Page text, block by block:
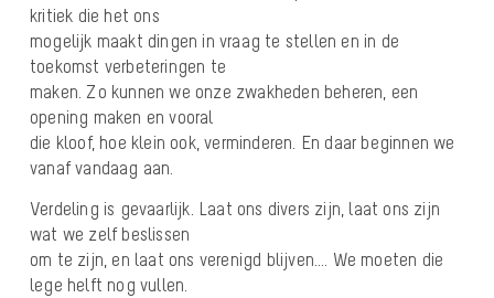
kritiek die het ons
mogelijk maakt dingen in vraag te stellen en in de
toekomst verbeteringen te
maken. Zo kunnen we onze zwakheden beheren, een
opening maken en vooral
die kloof, hoe klein ook, verminderen. En daar beginnen we
vanaf vandaag aan.
Verdeling is gevaarlijk. Laat ons divers zijn, laat ons zijn
wat we zelf beslissen
om te zijn, en laat ons verenigd blijven…. We moeten die
lege helft nog vullen.